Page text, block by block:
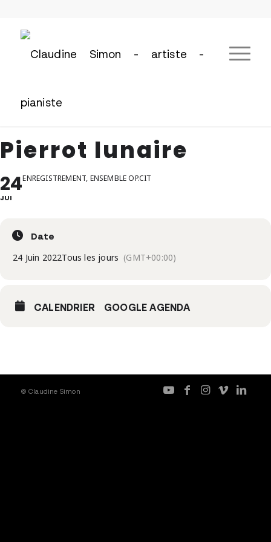
Pierrot lunaire
24
JUI
ENREGISTREMENT, ENSEMBLE OP.CIT
Date
24 Juin 2022Tous les jours (GMT+00:00)
CALENDRIER GOOGLE AGENDA
© Claudine Simon